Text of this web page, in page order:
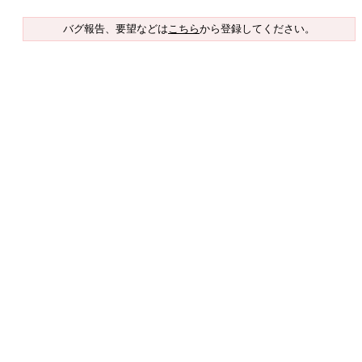
バグ報告、要望などはこちらから登録してください。